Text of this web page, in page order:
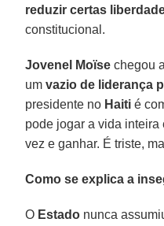
reduzir certas
constitucional.
Jovenel Moïse chegou
umvazio de liderança
presidente no Haiti é
pode jogar a vida inteira
vez e ganhar. É triste,
Como se explica a
O Estado nunca